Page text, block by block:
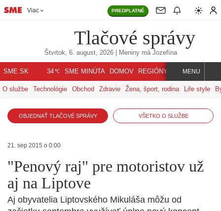
Viac PREDPLATNÉ
Tlačové správy
Štvrtok, 6. august, 2026| Meniny má Jozefína
SME.SK 34℃ SME MINÚTA DOMOV REGIÓNY INDEX SVET
MENU
O službe Technológie Obchod Zdravie Žena, šport, rodina Life style
OBJEDNAŤ TLAČOVÉ SPRÁVY VŠETKO O SLUŽBE
21. sep 2015 o 0:00
"Penový raj" pre motoristov už
aj na Liptove
Aj obyvatelia Liptovského Mikuláša môžu od